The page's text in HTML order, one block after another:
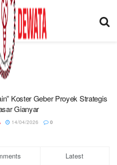
Koster Geber Proyek Strategis
Gianyar
14/04/2026 0
Latest